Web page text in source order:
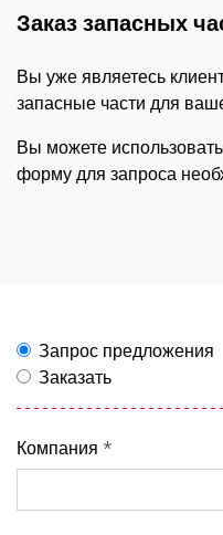
Заказ запасных
Вы уже являетесь
запасные части для
Вы можете
форму для запроса
Запрос предложения
Заказать
Компания *